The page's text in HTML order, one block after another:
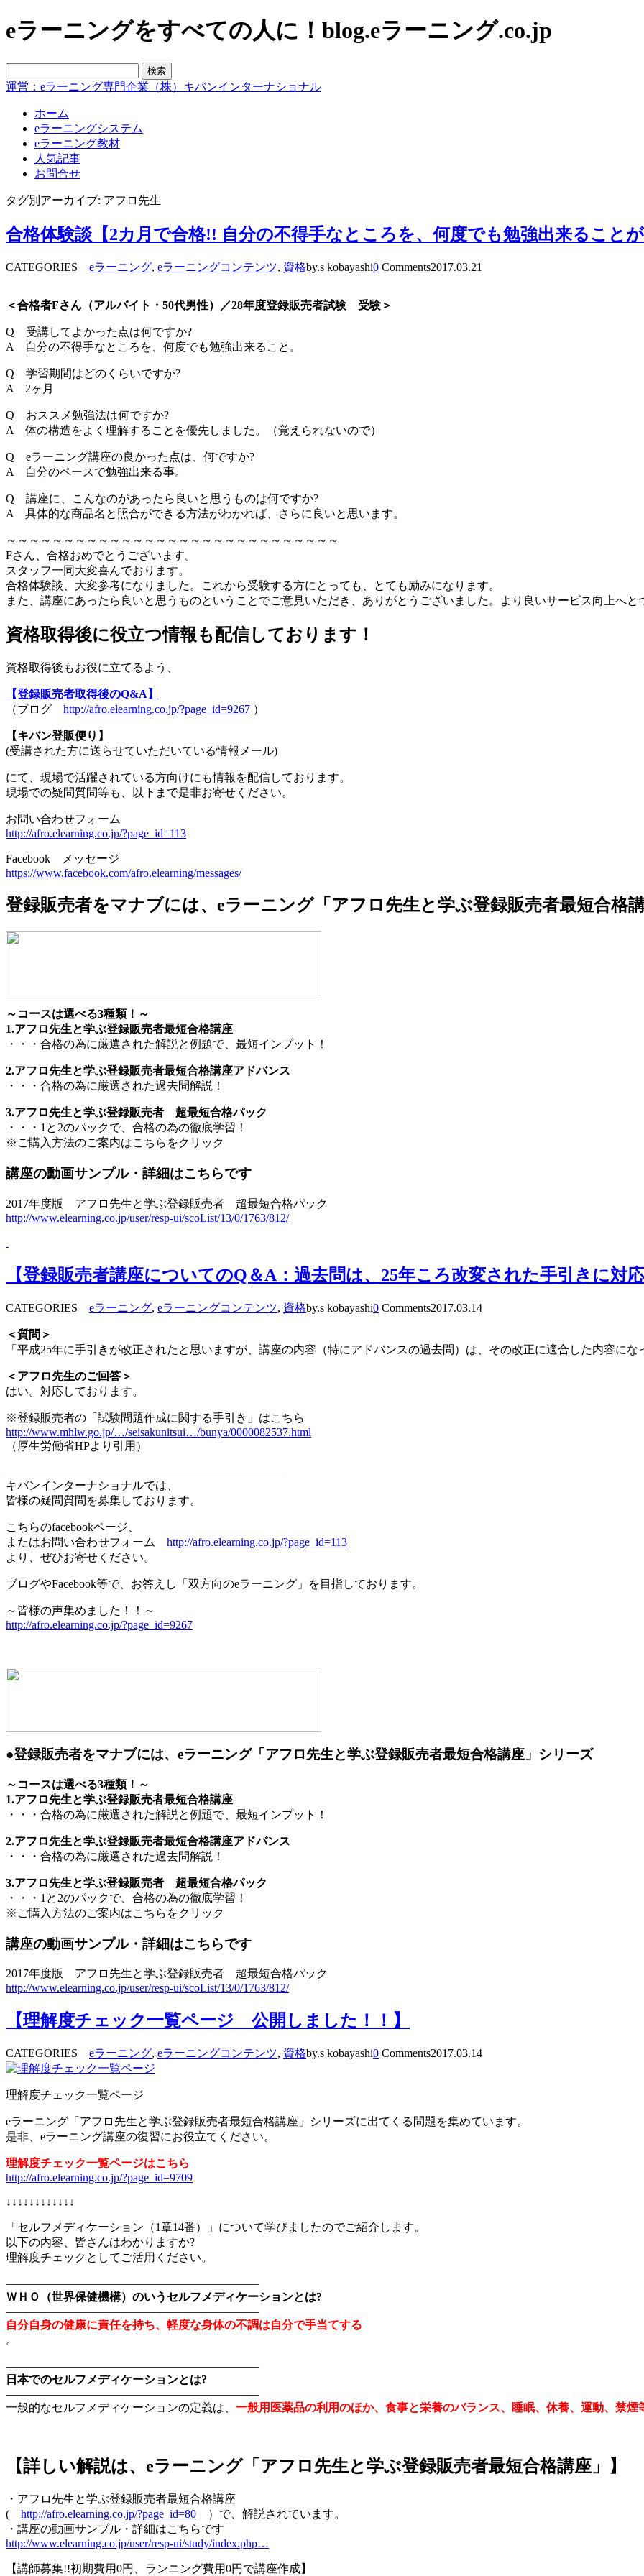
eラーニングをすべての人に！blog.eラーニング.co.jp
運営：eラーニング専門企業（株）キバンインターナショナル
ホーム
eラーニングシステム
eラーニング教材
人気記事
お問合せ
タグ別アーカイブ: アフロ先生
合格体験談【2カ月で合格!! 自分の不得手なところを、何度でも勉強出来ることが
CATEGORIES eラーニング, eラーニングコンテンツ, 資格by.s kobayashi0 Comments2017.03.21
＜合格者Fさん（アルバイト・50代男性）／28年度登録販売者試験 受験＞
Q 受講してよかった点は何ですか?
A 自分の不得手なところを、何度でも勉強出来ること。
Q 学習期間はどのくらいですか?
A 2ヶ月
Q おススメ勉強法は何ですか?
A 体の構造をよく理解することを優先しました。（覚えられないので）
Q eラーニング講座の良かった点は、何ですか?
A 自分のペースで勉強出来る事。
Q 講座に、こんなのがあったら良いと思うものは何ですか?
A 具体的な商品名と照合ができる方法がわかれば、さらに良いと思います。
～～～～～～～～～～～～～～～～～～～～～～～～～～～～～
Fさん、合格おめでとうございます。
スタッフ一同大変喜んでおります。
合格体験談、大変参考になりました。これから受験する方にとっても、とても励みになります。
また、講座にあったら良いと思うものということでご意見いただき、ありがとうございました。より良いサービス向上へと
資格取得後に役立つ情報も配信しております！
資格取得後もお役に立てるよう、
【登録販売者取得後のQ&A】
（ブログ http://afro.elearning.co.jp/?page_id=9267 ）
【キバン登販便り】
(受講された方に送らせていただいている情報メール)
にて、現場で活躍されている方向けにも情報を配信しております。
現場での疑問質問等も、以下まで是非お寄せください。
お問い合わせフォーム
http://afro.elearning.co.jp/?page_id=113
Facebook メッセージ
https://www.facebook.com/afro.elearning/messages/
登録販売者をマナブには、eラーニング「アフロ先生と学ぶ登録販売者最短合格
～コースは選べる3種類！～
1.アフロ先生と学ぶ登録販売者最短合格講座
・・・合格の為に厳選された解説と例題で、最短インプット！
2.アフロ先生と学ぶ登録販売者最短合格講座アドバンス
・・・合格の為に厳選された過去問解説！
3.アフロ先生と学ぶ登録販売者 超最短合格パック
・・・1と2のパックで、合格の為の徹底学習！
※ご購入方法のご案内はこちらをクリック
講座の動画サンプル・詳細はこちらです
2017年度版 アフロ先生と学ぶ登録販売者 超最短合格パック
http://www.elearning.co.jp/user/resp-ui/scoList/13/0/1763/812/
【登録販売者講座についてのQ＆A：過去問は、25年ころ改変された手引きに対
CATEGORIES eラーニング, eラーニングコンテンツ, 資格by.s kobayashi0 Comments2017.03.14
＜質問＞
「平成25年に手引きが改正されたと思いますが、講座の内容（特にアドバンスの過去問）は、その改正に適合した内容にな
＜アフロ先生のご回答＞
はい。対応しております。
※登録販売者の「試験問題作成に関する手引き」はこちら
http://www.mhlw.go.jp/…/seisakunitsui…/bunya/0000082537.html
（厚生労働省HPより引用）
————————————————————————
キバンインターナショナルでは、
皆様の疑問質問を募集しております。
こちらのfacebookページ、
またはお問い合わせフォーム http://afro.elearning.co.jp/?page_id=113
より、ぜひお寄せください。
ブログやFacebook等で、お答えし「双方向のeラーニング」を目指しております。
～皆様の声集めました！！～
http://afro.elearning.co.jp/?page_id=9267
●登録販売者をマナブには、eラーニング「アフロ先生と学ぶ登録販売者最短合格講座」シリーズ
～コースは選べる3種類！～
1.アフロ先生と学ぶ登録販売者最短合格講座
・・・合格の為に厳選された解説と例題で、最短インプット！
2.アフロ先生と学ぶ登録販売者最短合格講座アドバンス
・・・合格の為に厳選された過去問解説！
3.アフロ先生と学ぶ登録販売者 超最短合格パック
・・・1と2のパックで、合格の為の徹底学習！
※ご購入方法のご案内はこちらをクリック
講座の動画サンプル・詳細はこちらです
2017年度版 アフロ先生と学ぶ登録販売者 超最短合格パック
http://www.elearning.co.jp/user/resp-ui/scoList/13/0/1763/812/
【理解度チェック一覧ページ 公開しました！！】
CATEGORIES eラーニング, eラーニングコンテンツ, 資格by.s kobayashi0 Comments2017.03.14
理解度チェック一覧ページ
eラーニング「アフロ先生と学ぶ登録販売者最短合格講座」シリーズに出てくる問題を集めています。
是非、eラーニング講座の復習にお役立てください。
理解度チェック一覧ページはこちら
http://afro.elearning.co.jp/?page_id=9709
↓↓↓↓↓↓↓↓↓↓↓↓
「セルフメディケーション（1章14番）」について学びましたのでご紹介します。
以下の内容、皆さんはわかりますか?
理解度チェックとしてご活用ください。
——————————————————————
ＷＨＯ（世界保健機構）のいうセルフメディケーションとは?
——————————————————————
自分自身の健康に責任を持ち、軽度な身体の不調は自分で手当てする
。
——————————————————————
日本でのセルフメディケーションとは?
——————————————————————
一般的なセルフメディケーションの定義は、 一般用医薬品の利用のほか、食事と栄養のバランス、睡眠、休養、運動、禁
【詳しい解説は、eラーニング「アフロ先生と学ぶ登録販売者最短合格講座」】
・アフロ先生と学ぶ登録販売者最短合格講座
( http://afro.elearning.co.jp/?page_id=80 ）で、解説されています。
・講座の動画サンプル・詳細はこちらです
http://www.elearning.co.jp/user/resp-ui/study/index.php…
【講師募集!!初期費用0円、ランニング費用0円で講座作成】